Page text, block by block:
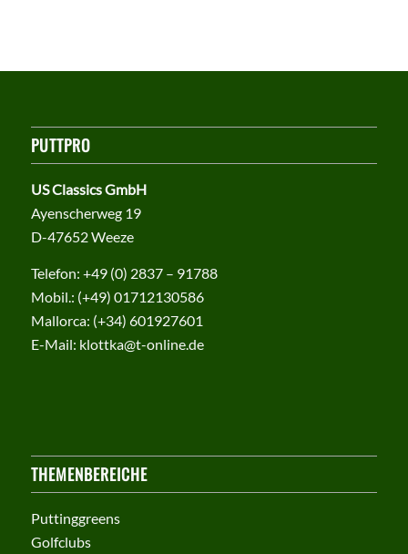
PUTTPRO
US Classics GmbH
Ayenscherweg 19
D-47652 Weeze
Telefon: +49 (0) 2837 – 91788
Mobil.: (+49) 01712130586
Mallorca: (+34) 601927601
E-Mail: klottka@t-online.de
THEMENBEREICHE
Puttinggreens
Golfclubs